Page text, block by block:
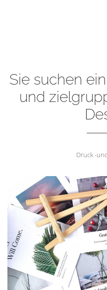
Sie suchen
und
Druck -